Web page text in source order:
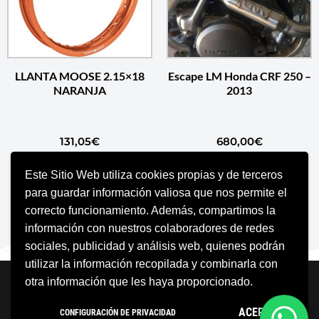
Este Sitio Web utiliza cookies propias y de terceros
para guardar información valiosa que nos permite el
correcto funcionamiento. Además, compartimos la
información con nuestros colaboradores de redes
sociales, publicidad y análisis web, quienes podrán
utilizar la información recopilada y combinarla con
otra información que les haya proporcionado.
CONFIGURACIÓN DE PRIVACIDAD ACEPTO
LLANTA MOOSE 2.15×18
NARANJA
131,05€
AÑADIR AL CARRITO
Escape LM Honda CRF 250 –
2013
680,00€
SELECCIONAR OPCIONES
Neve | Funciona gracias a WordPress